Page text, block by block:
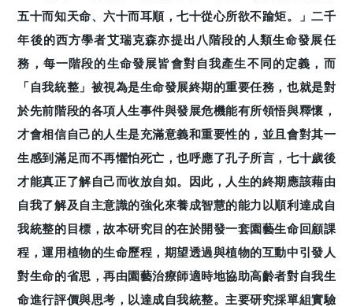
五十而知天命、六十而耳順，七十從心所欲不踰矩。」二千
年後的西方學者艾瑞克森亦提出八階段的人類生命發展任
務，每一階段的生命發展皆會對自我產生不同的定義，而
「自我統整」被視為是生命發展終期的重要任務，也就是對
於先前階段的各項人生事件與發展危機能有所領悟與釋懷，
才會相信自己的人生是充滿意義和重要性的，並且會對其一
生感到滿足而不再懼怕死亡，也呼應了孔子所言，七十歲後
才能真正了解自己而收放自如。因此，人生的終期應該藉由
自我了解及自主意識的強化來養成智慧的能力以順利達成自
我統整的目標，故本研究目的在於開發一套園藝生命回顧課
程，運用植物的生命歷程，期望透過與植物的互動中引發人
對生命的省思，再由園藝治療師適時地協助高齡者對自我生
命進行評價與思考，以達成自我統整。主要研究採單組實驗